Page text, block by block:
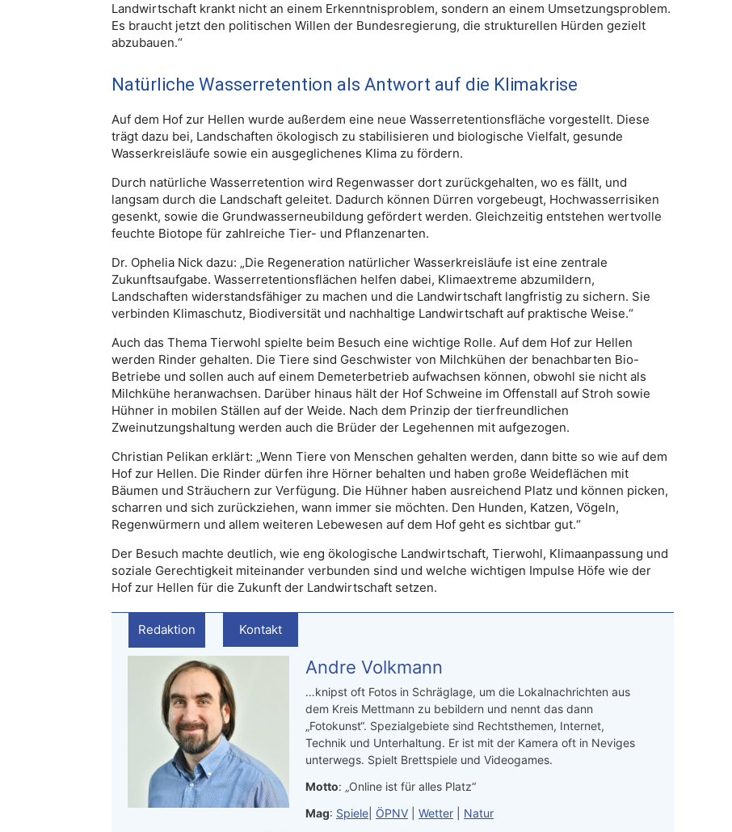
Landwirtschaft krankt nicht an einem Erkenntnisproblem, sondern an einem Umsetzungsproblem.
Es braucht jetzt den politischen Willen der Bundesregierung, die strukturellen Hürden gezielt
abzubauen.“
Natürliche Wasserretention als Antwort auf die Klimakrise
Auf dem Hof zur Hellen wurde außerdem eine neue Wasserretentionsfläche vorgestellt. Diese
trägt dazu bei, Landschaften ökologisch zu stabilisieren und biologische Vielfalt, gesunde
Wasserkreisläufe sowie ein ausgeglichenes Klima zu fördern.
Durch natürliche Wasserretention wird Regenwasser dort zurückgehalten, wo es fällt, und
langsam durch die Landschaft geleitet. Dadurch können Dürren vorgebeugt, Hochwasserrisiken
gesenkt, sowie die Grundwasserneubildung gefördert werden. Gleichzeitig entstehen wertvolle
feuchte Biotope für zahlreiche Tier- und Pflanzenarten.
Dr. Ophelia Nick dazu: „Die Regeneration natürlicher Wasserkreisläufe ist eine zentrale
Zukunftsaufgabe. Wasserretentionsflächen helfen dabei, Klimaextreme abzumildern,
Landschaften widerstandsfähiger zu machen und die Landwirtschaft langfristig zu sichern. Sie
verbinden Klimaschutz, Biodiversität und nachhaltige Landwirtschaft auf praktische Weise.“
Auch das Thema Tierwohl spielte beim Besuch eine wichtige Rolle. Auf dem Hof zur Hellen
werden Rinder gehalten. Die Tiere sind Geschwister von Milchkühen der benachbarten Bio-
Betriebe und sollen auch auf einem Demeterbetrieb aufwachsen können, obwohl sie nicht als
Milchkühe heranwachsen. Darüber hinaus hält der Hof Schweine im Offenstall auf Stroh sowie
Hühner in mobilen Ställen auf der Weide. Nach dem Prinzip der tierfreundlichen
Zweinutzungshaltung werden auch die Brüder der Legehennen mit aufgezogen.
Christian Pelikan erklärt: „Wenn Tiere von Menschen gehalten werden, dann bitte so wie auf dem
Hof zur Hellen. Die Rinder dürfen ihre Hörner behalten und haben große Weideflächen mit
Bäumen und Sträuchern zur Verfügung. Die Hühner haben ausreichend Platz und können picken,
scharren und sich zurückziehen, wann immer sie möchten. Den Hunden, Katzen, Vögeln,
Regenwürmern und allem weiteren Lebewesen auf dem Hof geht es sichtbar gut.“
Der Besuch machte deutlich, wie eng ökologische Landwirtschaft, Tierwohl, Klimaanpassung und
soziale Gerechtigkeit miteinander verbunden sind und welche wichtigen Impulse Höfe wie der
Hof zur Hellen für die Zukunft der Landwirtschaft setzen.
Redaktion Kontakt
Andre Volkmann
…knipst oft Fotos in Schräglage, um die Lokalnachrichten aus
dem Kreis Mettmann zu bebildern und nennt das dann
„Fotokunst“. Spezialgebiete sind Rechtsthemen, Internet,
Technik und Unterhaltung. Er ist mit der Kamera oft in Neviges
unterwegs. Spielt Brettspiele und Videogames.
Motto: „Online ist für alles Platz“
Mag: Spiele ÖPNV Wetter
Natur